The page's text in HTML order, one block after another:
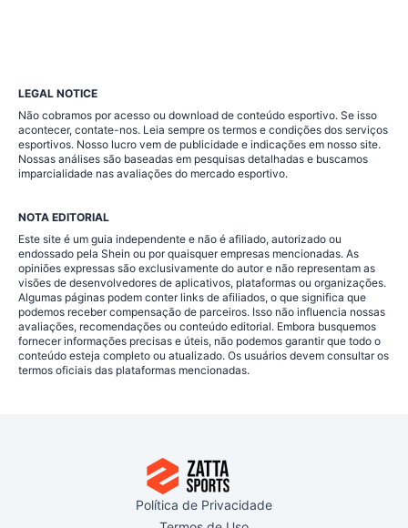
LEGAL NOTICE
Não cobramos por acesso ou download de conteúdo esportivo. Se isso
acontecer, contate-nos. Leia sempre os termos e condições dos serviços
esportivos. Nosso lucro vem de publicidade e indicações em nosso site.
Nossas análises são baseadas em pesquisas detalhadas e buscamos
imparcialidade nas avaliações do mercado esportivo.
NOTA EDITORIAL
Este site é um guia independente e não é afiliado, autorizado ou
endossado pela Shein ou por quaisquer empresas mencionadas. As
opiniões expressas são exclusivamente do autor e não representam as
visões de desenvolvedores de aplicativos, plataformas ou organizações.
Algumas páginas podem conter links de afiliados, o que significa que
podemos receber compensação de parceiros. Isso não influencia nossas
avaliações, recomendações ou conteúdo editorial. Embora busquemos
fornecer informações precisas e úteis, não podemos garantir que todo o
conteúdo esteja completo ou atualizado. Os usuários devem consultar os
termos oficiais das plataformas mencionadas.
Política de Privacidade